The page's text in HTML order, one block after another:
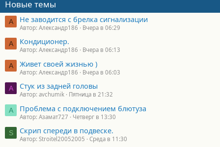
Новые темы
А Не заводится с брелка сигнализации
Автор: Александр186 Вчера в 06:29
А Кондиционер.
Автор: Александр186 Вчера в 06:13
А Живет своей жизнью )
Автор: Александр186 Вчера в 06:03
A Стук из задней головы
Автор: avchumik Пятница в 21:32
А Проблема с подключением блютуза
Автор: Азамат727 Четверг в 13:30
S Скрип спереди в подвеске.
Автор: Stroitel20052005 Среда в 11:30